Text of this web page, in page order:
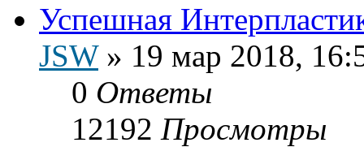
Успешная
JSW» 19 мар 2018,
0 Ответы
12192 Просмотры